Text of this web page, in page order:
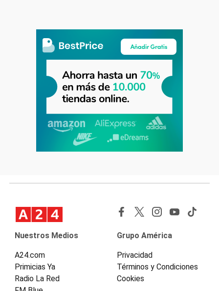
Nuestros Medios
A24.com
Primicias Ya
Radio La Red
Grupo América
Privacidad
Términos y Condiciones
Cookies